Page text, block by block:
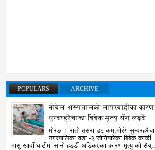
POPULARS ARCHIVE
नोबेल अस्पतालको लापरबाहीका कारण
सुन्दरहरैंचाका बिबेक मृत्यु सँग लड्दै
मोरङ । रातो तसरा डट कम,मोरंग सुन्दरहरैंचा
नगरपालिका वडा -२ जोगियारेका बिबेक कार्की
मासु खादाँ घाटीमा सानो हड्डी अड्किएका कारण मृत्यु को सैय्...